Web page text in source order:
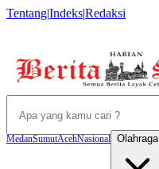
Tentang|Indeks|Redaksi
MedanSumutAcehNasional Olahraga